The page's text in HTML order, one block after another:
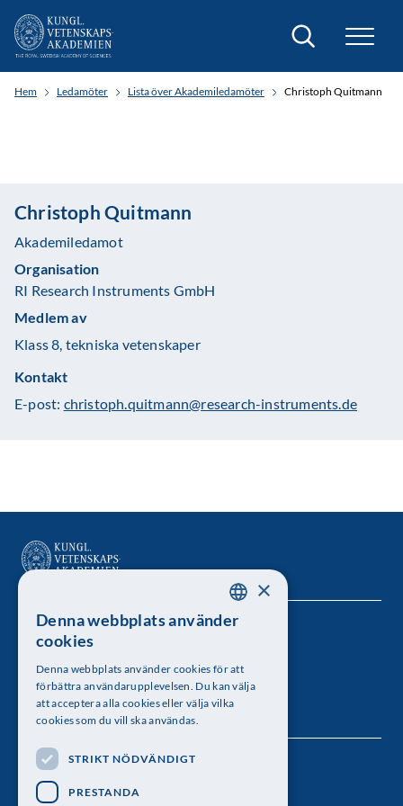
Sök
Hem Ledamöter Lista över Akademiledamöter Christoph Quitmann
Christoph Quitmann
Akademiledamot
Organisation
RI Research Instruments GmbH
Medlem av
Klass 8, tekniska vetenskaper
Kontakt
E-post: christoph.quitmann@research-instruments.de
Kungl. Vetenskapsakademien
Besöksadress: Lilla Frescativägen 4A
Telefon: 08-673 95 00
Följ oss
SWEDISH
×
Denna webbplats använder
cookies
Denna webbplats använder cookies för att
förbättra användarupplevelsen. Du kan välja
att acceptera alla cookies eller välja vilka
cookies som du vill ska användas.
STRIKT NÖDVÄNDIGT
PRESTANDA